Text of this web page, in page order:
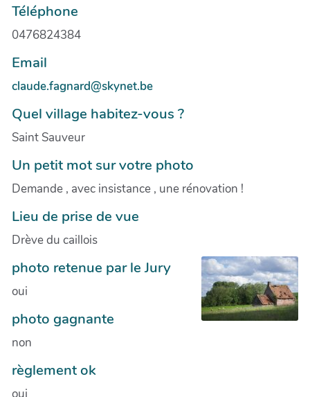
Téléphone
0476824384
Email
claude.fagnard@skynet.be
Quel village habitez-vous ?
Saint Sauveur
Un petit mot sur votre photo
Demande , avec insistance , une rénovation !
Lieu de prise de vue
Drève du caillois
photo retenue par le Jury
oui
photo gagnante
non
règlement ok
oui